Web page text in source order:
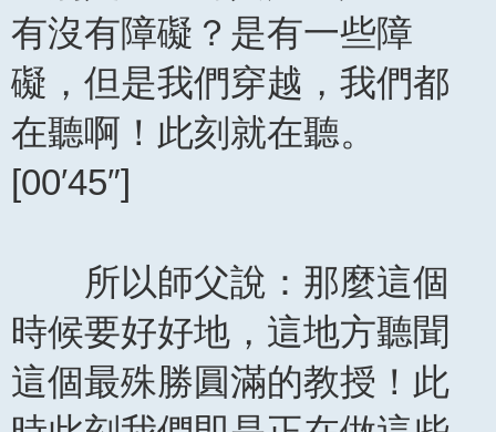
有沒有障礙？是有一些障
礙，但是我們穿越，我們都
在聽啊！此刻就在聽。
[00′45″]
所以師父說：那麼這個
時候要好好地，這地方聽聞
這個最殊勝圓滿的教授！此